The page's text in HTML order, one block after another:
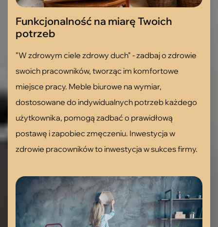
Funkcjonalność na miarę Twoich
potrzeb
"W zdrowym ciele zdrowy duch" - zadbaj o zdrowie
swoich pracowników, tworząc im komfortowe
miejsce pracy. Meble biurowe na wymiar,
dostosowane do indywidualnych potrzeb każdego
użytkownika, pomogą zadbać o prawidłową
postawę i zapobiec zmęczeniu. Inwestycja w
zdrowie pracowników to inwestycja w sukces firmy.